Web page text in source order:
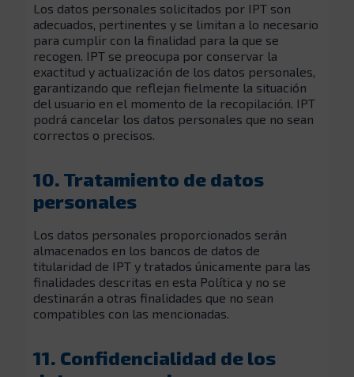
Los datos personales solicitados por IPT son
adecuados, pertinentes y se limitan a lo necesario
para cumplir con la finalidad para la que se
recogen. IPT se preocupa por conservar la
exactitud y actualización de los datos personales,
garantizando que reflejan fielmente la situación
del usuario en el momento de la recopilación. IPT
podrá cancelar los datos personales que no sean
correctos o precisos.
10. Tratamiento de datos
personales
Los datos personales proporcionados serán
almacenados en los bancos de datos de
titularidad de IPT y tratados únicamente para las
finalidades descritas en esta Política y no se
destinarán a otras finalidades que no sean
compatibles con las mencionadas.
11. Confidencialidad de los